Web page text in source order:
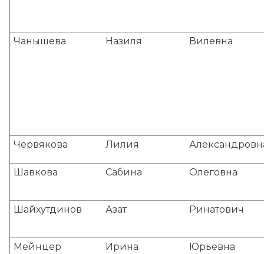
Чанышева Назиля Вилевна
Червякова Лилия
Шавкова Сабина Олеговна
Шайхутдинов Азат Ринатович
Мейнцер Ирина Юрьевна